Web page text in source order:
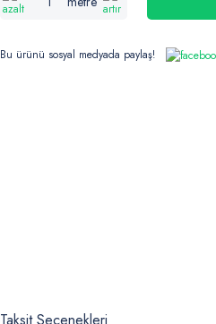
Bu ürünü sosyal medyada paylaş!